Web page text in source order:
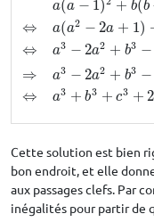
⇔
⇔
⇒
⇔
a(a − 1) + b(b
a(a2 − 2a + 1)
a3 − 2a2 + b3 −
a3 − 2a2 + b3 −
a3 + b3 + c3 +
Cette solution est bien
bon endroit, et elle
aux passages clefs. Par
inégalités pour partir de